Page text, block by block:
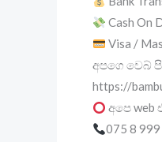
Cash
Visa /
අපගෙ වෙබ්
https://
අපෙ
075 8